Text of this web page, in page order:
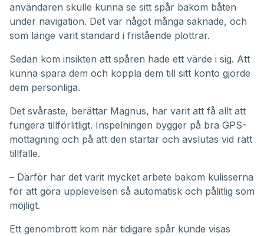
användaren skulle kunna se sitt spår bakom båten
under navigation. Det var något många saknade, och
som länge varit standard i fristående plottrar.
Sedan kom insikten att spåren hade ett värde i sig. Att
kunna spara dem och koppla dem till sitt konto gjorde
dem personliga.
Det svåraste, berättar Magnus, har varit att få allt att
fungera tillförlitligt. Inspelningen bygger på bra GPS-
mottagning och på att den startar och avslutas vid rätt
tillfälle.
– Därför har det varit mycket arbete bakom kulisserna
för att göra upplevelsen så automatisk och pålitlig som
möjligt.
Ett genombrott kom när tidigare spår kunde visas